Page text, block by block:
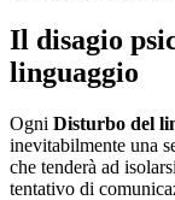
Il disagio
linguaggio
Ogni Disturbo del
inevitabilmente una
che tenderà ad
tentativo di